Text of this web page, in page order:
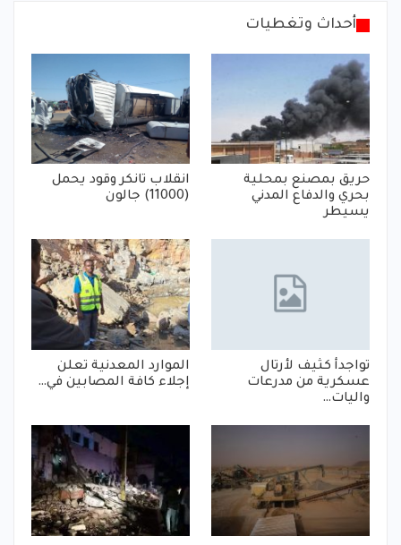
أحداث وتغطيات
حريق بمصنع بمحلية
بحري والدفاع المدني
يسيطر
انقلاب تانكر وقود يحمل
(11000) جالون
تواجدأ كثيف لأرتال
عسكرية من مدرعات
واليات…
الموارد المعدنية تعلن
إجلاء كافة المصابين في…